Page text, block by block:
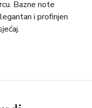
Bazne note
i profinjen